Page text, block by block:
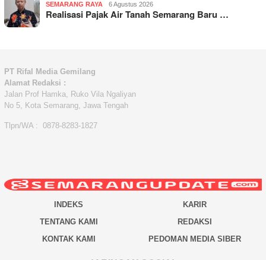
SEMARANG RAYA 6 Agustus 2026
Realisasi Pajak Air Tanah Semarang Baru …
PT Rifal Media Gemilang
Alamat Redaksi :
Jalan Prof Hamka, Ruko Vila Ngaliyan
No 5, Kota Semarang, Jawa Tengah
Tlpn/WA : 0878-8283-1827
INDEKS
KARIR
TENTANG KAMI
REDAKSI
KONTAK KAMI
PEDOMAN MEDIA SIBER